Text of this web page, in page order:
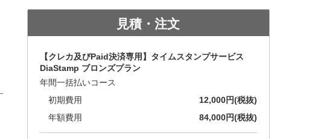
見積・注文
【クレカ及びPaid決済専用】タイムスタンプサービス
DiaStamp ブロンズプラン
年間一括払いコース
初期費用
12,000円(税抜)
年額費用
84,000円(税抜)